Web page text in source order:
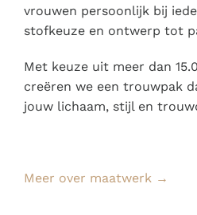
vrouwen persoonlijk bij
stofkeuze en ontwerp tot
Met keuze uit meer dan
creëren we een trouwpak
jouw lichaam, stijl en
Meer over maatwerk →